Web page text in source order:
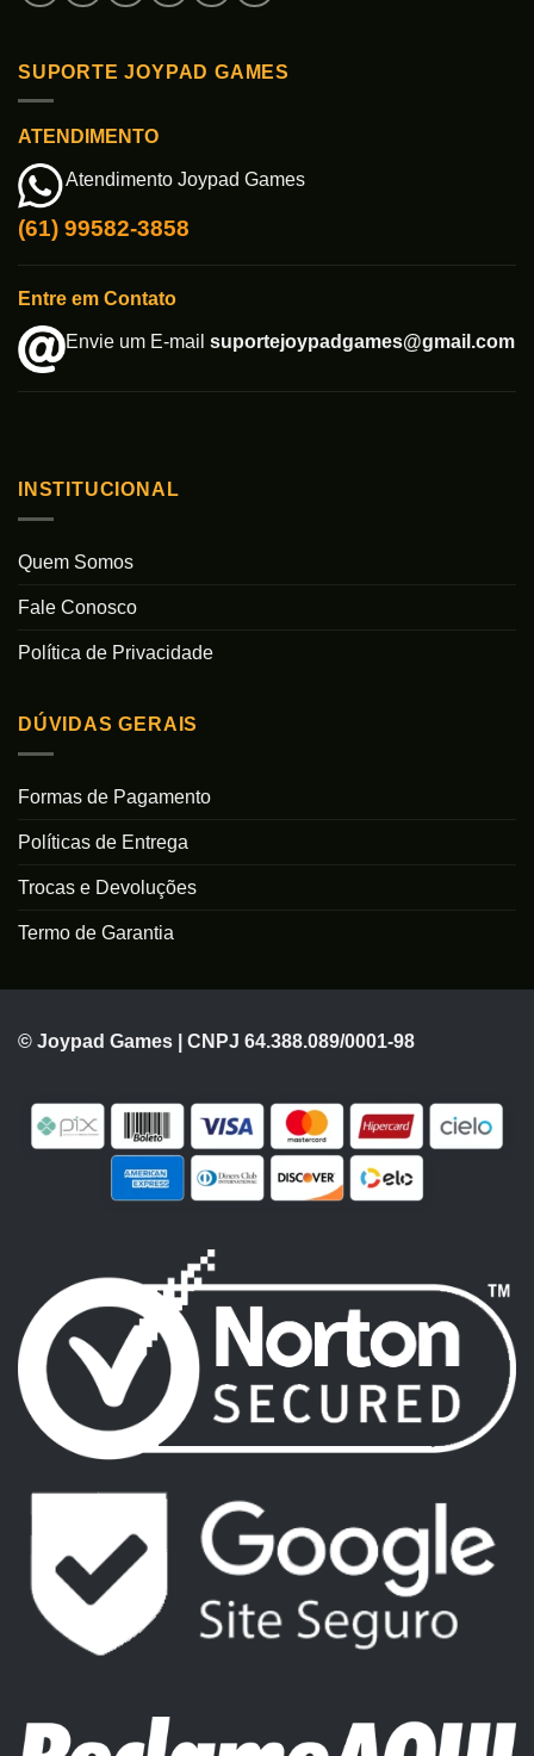
SUPORTE JOYPAD GAMES
ATENDIMENTO
Atendimento Joypad Games
(61) 99582-3858
Entre em Contato
Envie um E-mail suportejoypadgames@gmail.com
INSTITUCIONAL
Quem Somos
Fale Conosco
Política de Privacidade
DÚVIDAS GERAIS
Formas de Pagamento
Políticas de Entrega
Trocas e Devoluções
Termo de Garantia
© Joypad Games | CNPJ 64.388.089/0001-98